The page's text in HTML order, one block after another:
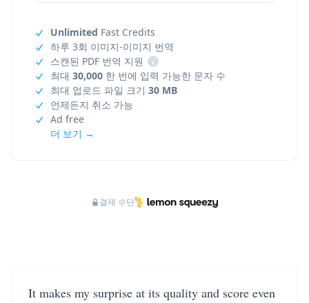
Unlimited Fast Credits
하루 3회 이미지-이미지 번역
스캔된 PDF 번역 지원
i
최대 30,000 한 번에 입력 가능한 문자 수
최대 업로드 파일 크기 30 MB
언제든지 취소 가능
Ad free
더 보기 →
결제 수단
It makes my surprise at its quality and score even